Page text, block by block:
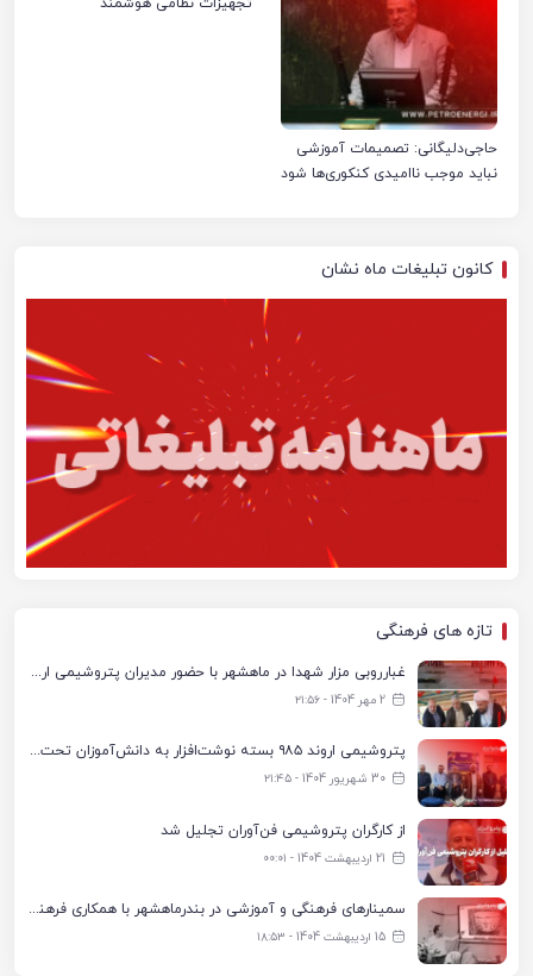
حاجی‌دلیگانی: تصمیمات آموزشی
نباید موجب ناامیدی کنکوری‌ها شود
کانون تبلیغات ماه نشان
تازه های فرهنگی
غبارروبی مزار شهدا در ماهشهر با حضور مدیران پتروشیمی اروند و مسئولان شهری
2 مهر 1404 - ۲۱:۵۶
پتروشیمی اروند ۹۸۵ بسته نوشت‌افزار به دانش‌آموزان تحت پوشش کمیته امداد بندرماهشهر اهدا کرد
30 شهریور 1404 - ۲۱:۴۵
از کارگران پتروشیمی فن‌آوران تجلیل شد
21 اردیبهشت 1404 - ۰۰:۰۱
سمینارهای فرهنگی و آموزشی در بندرماهشهر با همکاری فرهنگ‌سرای پتروشیمی مارون
15 اردیبهشت 1404 - ۱۸:۵۳